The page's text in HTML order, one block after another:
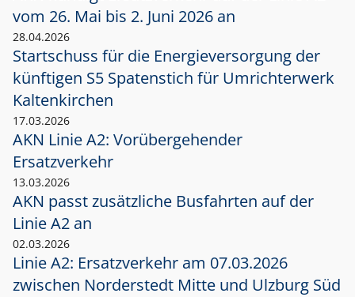
vom 26. Mai bis 2. Juni 2026 an
28.04.2026
Startschuss für die Energieversorgung der
künftigen S5 Spatenstich für Umrichterwerk
Kaltenkirchen
17.03.2026
AKN Linie A2: Vorübergehender
Ersatzverkehr
13.03.2026
AKN passt zusätzliche Busfahrten auf der
Linie A2 an
02.03.2026
Linie A2: Ersatzverkehr am 07.03.2026
zwischen Norderstedt Mitte und Ulzburg Süd